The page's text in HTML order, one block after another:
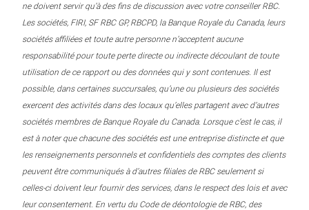
ne doivent servir qu’à des fins de discussion avec votre conseiller RBC.
Les sociétés, FIRI, SF RBC GP, RBCPD, la Banque Royale du Canada, leurs
sociétés affiliées et toute autre personne n’acceptent aucune
responsabilité pour toute perte directe ou indirecte découlant de toute
utilisation de ce rapport ou des données qui y sont contenues. Il est
possible, dans certaines succursales, qu’une ou plusieurs des sociétés
exercent des activités dans des locaux qu’elles partagent avec d’autres
sociétés membres de Banque Royale du Canada. Lorsque c’est le cas, il
est à noter que chacune des sociétés est une entreprise distincte et que
les renseignements personnels et confidentiels des comptes des clients
peuvent être communiqués à d’autres filiales de RBC seulement si
celles-ci doivent leur fournir des services, dans le respect des lois et avec
leur consentement. En vertu du Code de déontologie de RBC, des